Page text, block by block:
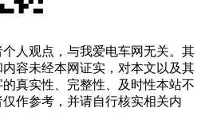
人观点，与我爱电车网无关。其
容未经本网证实，对本文以及其
真实性、完整性、及时性本站不
作参考，并请自行核实相关内